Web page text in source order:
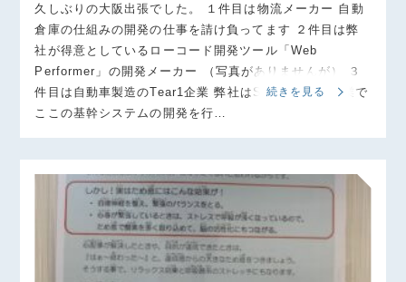
久しぶりの大阪出張でした。 １件目は物流メーカー 自動
倉庫の仕組みの開発の仕事を請け負ってます ２件目は弊
社が得意としているローコード開発ツール「Web
Performer」の開発メーカー （写真がありませんが） ３
件目は自動車製造のTear1企業 弊社はSiヤー様との協業で
ここの基幹システムの開発を行…
続きを見る